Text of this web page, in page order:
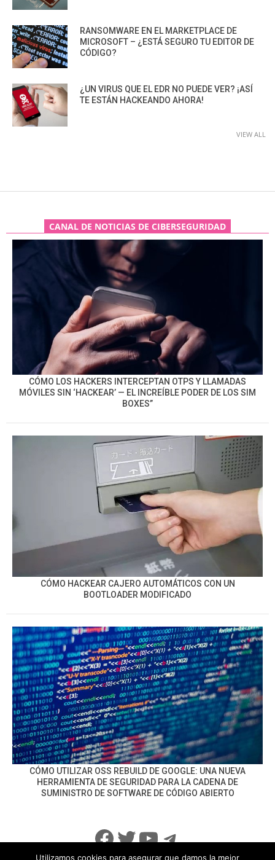
RANSOMWARE EN EL MARKETPLACE DE
MICROSOFT – ¿ESTÁ SEGURO TU EDITOR DE
CÓDIGO?
¿UN VIRUS QUE EL EDR NO PUEDE VER? ¡ASÍ
TE ESTÁN HACKEANDO AHORA!
VIEW ALL
CANAL DE NOTICIAS DE CIBERSEGURIDAD
CÓMO LOS HACKERS INTERCEPTAN OTPS Y LLAMADAS
MÓVILES SIN ‘HACKEAR’ — EL INCREÍBLE PODER DE LOS SIM
BOXES”
CÓMO HACKEAR CAJERO AUTOMÁTICOS CON UN
BOOTLOADER MODIFICADO
CÓMO UTILIZAR OSS REBUILD DE GOOGLE: UNA NUEVA
HERRAMIENTA DE SEGURIDAD PARA LA CADENA DE
SUMINISTRO DE SOFTWARE DE CÓDIGO ABIERTO
Facebook
Twitter
YouTube
Telegram
Utilizamos cookies para asegurar que damos la mejor